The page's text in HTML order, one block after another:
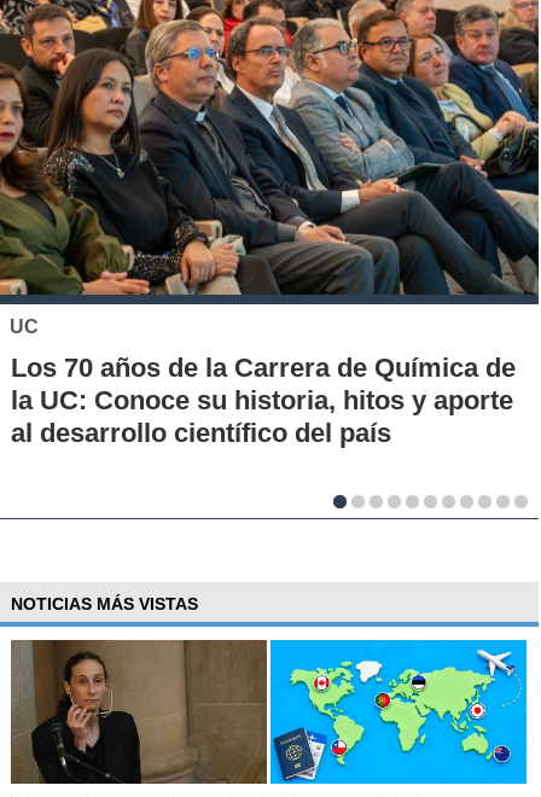
KHIPU
Conoce la historia de la nueva era para
los pagos en Chile
NOTICIAS MÁS VISTAS